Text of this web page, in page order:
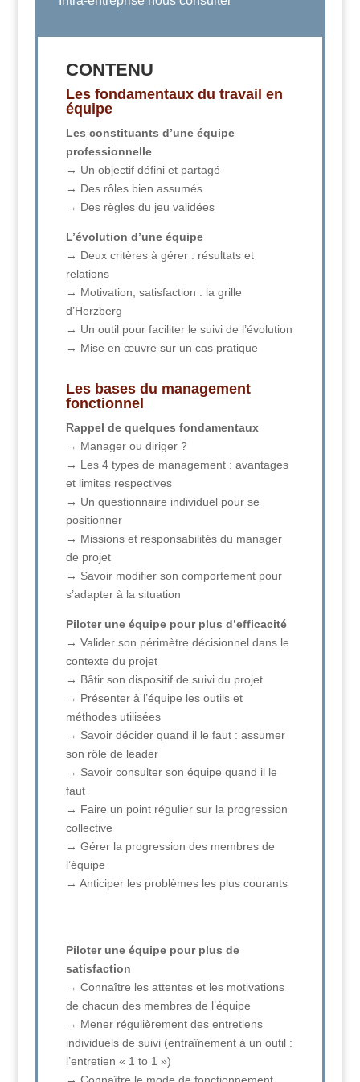
CONTENU
Les fondamentaux du travail en
équipe
Les constituants d’une équipe
professionnelle
→ Un objectif défini et partagé
→ Des rôles bien assumés
→ Des règles du jeu validées
L’évolution d’une équipe
→ Deux critères à gérer : résultats et
relations
→ Motivation, satisfaction : la grille
d’Herzberg
→ Un outil pour faciliter le suivi de l’évolution
→ Mise en œuvre sur un cas pratique
Les bases du management
fonctionnel
Rappel de quelques fondamentaux
→ Manager ou diriger ?
→ Les 4 types de management : avantages
et limites respectives
→ Un questionnaire individuel pour se
positionner
→ Missions et responsabilités du manager
de projet
→ Savoir modifier son comportement pour
s’adapter à la situation
Piloter une équipe pour plus d’efficacité
→ Valider son périmètre décisionnel dans le
contexte du projet
→ Bâtir son dispositif de suivi du projet
→ Présenter à l’équipe les outils et
méthodes utilisées
→ Savoir décider quand il le faut : assumer
son rôle de leader
→ Savoir consulter son équipe quand il le
faut
→ Faire un point régulier sur la progression
collective
→ Gérer la progression des membres de
l’équipe
→ Anticiper les problèmes les plus courants
Piloter une équipe pour plus de
satisfaction
→ Connaître les attentes et les motivations
de chacun des membres de l’équipe
→ Mener régulièrement des entretiens
individuels de suivi (entraînement à un outil :
l’entretien « 1 to 1 »)